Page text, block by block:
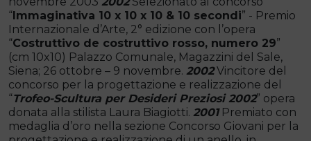
“Immaginativa 10 x 10 x 10 & 10 secondi” - Premio
Internazionale d’Arte, 2° edizione con l’opera
“Costruttivo de costruttivo rosso, numero 29”
(cm 10x10) Palazzo Comunale, Magazzini del Sale,
Siena; 26 ottobre – 9 novembre. 2002 Vincitore del
concorso per la progettazione e realizzazione del
“Trofeo-Scultura per Desideri Preziosi 2002” opera
donata alla stilista Laura Biagiotti. 2001 Premiato con
medaglia d’oro nella sezione Concorso Giovani per la